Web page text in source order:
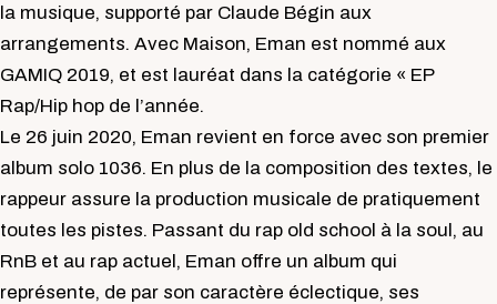
la musique, supporté par Claude Bégin aux
arrangements. Avec Maison, Eman est nommé aux
GAMIQ 2019, et est lauréat dans la catégorie « EP
Rap/Hip hop de l’année.
Le 26 juin 2020, Eman revient en force avec son premier
album solo 1036. En plus de la composition des textes, le
rappeur assure la production musicale de pratiquement
toutes les pistes. Passant du rap old school à la soul, au
RnB et au rap actuel, Eman offre un album qui
représente, de par son caractère éclectique, ses